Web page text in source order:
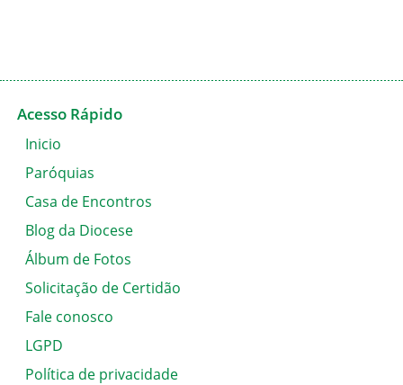
Acesso Rápido
Inicio
Paróquias
Casa de Encontros
Blog da Diocese
Álbum de Fotos
Solicitação de Certidão
Fale conosco
LGPD
Política de privacidade